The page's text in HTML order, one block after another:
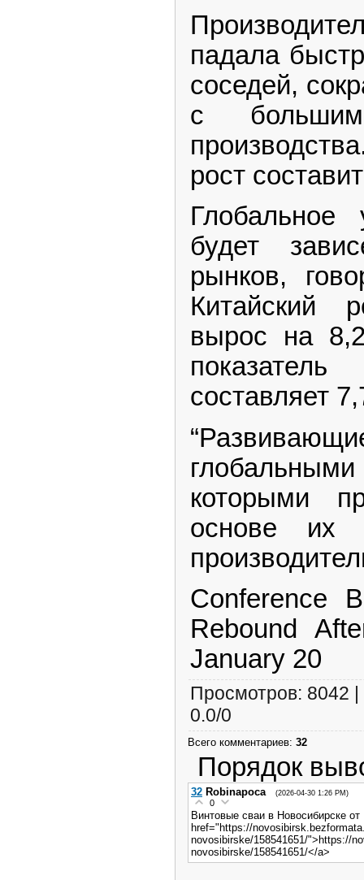
падала
соседей,
с
рост
будет
рынков,
Китайский
вырос на
составляет
которыми
основе их
Conference
Rebound
January 20
Просмотров: 8042 |
0.0/0
Всего комментариев: 32
Порядок
32 Robinapoca (2026-04-30 1:26 PM)
0
Винтовые сваи в Новосибирске
href="https://
novosibirske/158541651/">https://
novosibirske/158541651/</a>